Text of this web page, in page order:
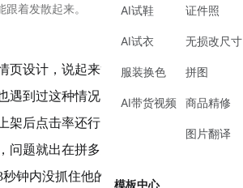
AI试鞋
AI试衣
服装换色
AI带货视频
证件照
无损改尺寸
拼图
商品精修
图片翻译
模板中心
着发散起来。
页设计，说起来简单，做起来可真是让
遇到过这种情况：图片拍了一堆，文案
架后点击率还行，转化率却死活上不
问题就出在拼多多商品详情页的设计
秒钟内没抓住他的眼球，人家就划走